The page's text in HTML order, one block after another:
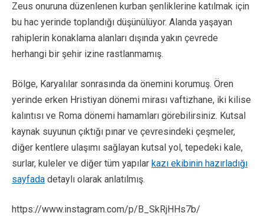
Zeus onuruna düzenlenen kurban şenliklerine katılmak için
bu hac yerinde toplandığı düşünülüyor. Alanda yaşayan
rahiplerin konaklama alanları dışında yakın çevrede
herhangi bir şehir izine rastlanmamış.
Bölge, Karyalılar sonrasında da önemini korumuş. Ören
yerinde erken Hristiyan dönemi mirası vaftizhane, iki kilise
kalıntısı ve Roma dönemi hamamları görebilirsiniz. Kutsal
kaynak suyunun çıktığı pınar ve çevresindeki çeşmeler,
diğer kentlere ulaşımı sağlayan kutsal yol, tepedeki kale,
surlar, kuleler ve diğer tüm yapılar kazı ekibinin hazırladığı
sayfada detaylı olarak anlatılmış.
https://www.instagram.com/p/B_SkRjHHs7b/